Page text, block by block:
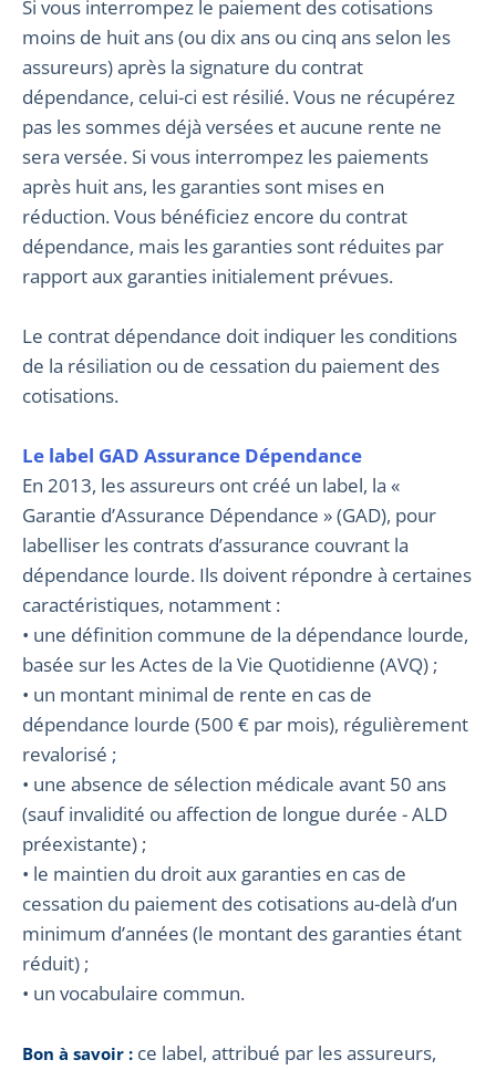
Si vous interrompez le paiement des cotisations
moins de huit ans (ou dix ans ou cinq ans selon les
assureurs) après la signature du contrat
dépendance, celui-ci est résilié. Vous ne récupérez
pas les sommes déjà versées et aucune rente ne
sera versée. Si vous interrompez les paiements
après huit ans, les garanties sont mises en
réduction. Vous bénéficiez encore du contrat
dépendance, mais les garanties sont réduites par
rapport aux garanties initialement prévues.
Le contrat dépendance doit indiquer les conditions
de la résiliation ou de cessation du paiement des
cotisations.
Le label GAD Assurance Dépendance
En 2013, les assureurs ont créé un label, la «
Garantie d’Assurance Dépendance » (GAD), pour
labelliser les contrats d’assurance couvrant la
dépendance lourde. Ils doivent répondre à certaines
caractéristiques, notamment :
• une définition commune de la dépendance lourde,
basée sur les Actes de la Vie Quotidienne (AVQ) ;
• un montant minimal de rente en cas de
dépendance lourde (500 € par mois), régulièrement
revalorisé ;
• une absence de sélection médicale avant 50 ans
(sauf invalidité ou affection de longue durée - ALD
préexistante) ;
• le maintien du droit aux garanties en cas de
cessation du paiement des cotisations au-delà d’un
minimum d’années (le montant des garanties étant
réduit) ;
• un vocabulaire commun.
Bon à savoir : ce label, attribué par les assureurs,